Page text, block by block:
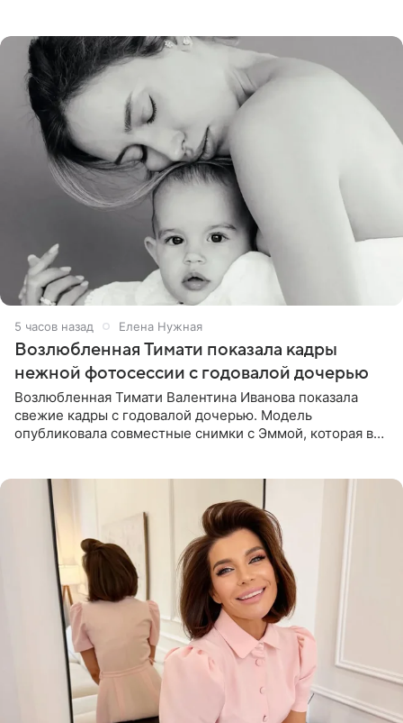
5 часов назад Елена Нужная
Возлюбленная Тимати показала кадры
нежной фотосессии с годовалой дочерью
Возлюбленная Тимати Валентина Иванова показала
свежие кадры с годовалой дочерью. Модель
опубликовала совместные снимки с Эммой, которая в